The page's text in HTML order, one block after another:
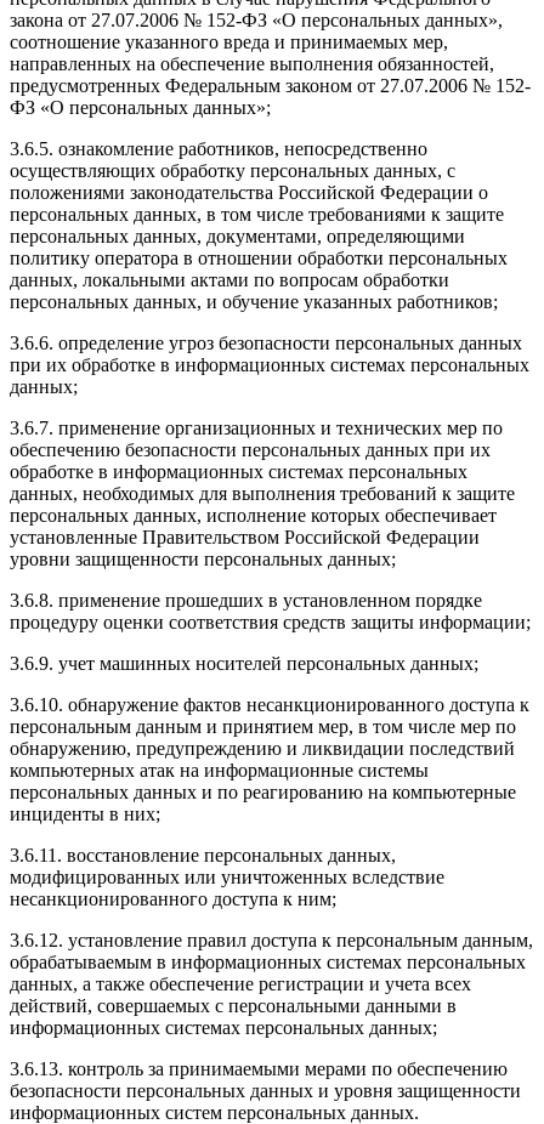
закона от 27.07.2006 № 152-ФЗ «О персональных данных»,
соотношение указанного вреда и принимаемых мер,
направленных на обеспечение выполнения обязанностей,
предусмотренных Федеральным законом от 27.07.2006 № 152-
ФЗ «О персональных данных»;
3.6.5. ознакомление работников, непосредственно
осуществляющих обработку персональных данных, с
положениями законодательства Российской Федерации о
персональных данных, в том числе требованиями к защите
персональных данных, документами, определяющими
политику оператора в отношении обработки персональных
данных, локальными актами по вопросам обработки
персональных данных, и обучение указанных работников;
3.6.6. определение угроз безопасности персональных данных
при их обработке в информационных системах персональных
данных;
3.6.7. применение организационных и технических мер по
обеспечению безопасности персональных данных при их
обработке в информационных системах персональных
данных, необходимых для выполнения требований к защите
персональных данных, исполнение которых обеспечивает
установленные Правительством Российской Федерации
уровни защищенности персональных данных;
3.6.8. применение прошедших в установленном порядке
процедуру оценки соответствия средств защиты информации;
3.6.9. учет машинных носителей персональных данных;
3.6.10. обнаружение фактов несанкционированного доступа к
персональным данным и принятием мер, в том числе мер по
обнаружению, предупреждению и ликвидации последствий
компьютерных атак на информационные системы
персональных данных и по реагированию на компьютерные
инциденты в них;
3.6.11. восстановление персональных данных,
модифицированных или уничтоженных вследствие
несанкционированного доступа к ним;
3.6.12. установление правил доступа к персональным данным,
обрабатываемым в информационных системах персональных
данных, а также обеспечение регистрации и учета всех
действий, совершаемых с персональными данными в
информационных системах персональных данных;
3.6.13. контроль за принимаемыми мерами по обеспечению
безопасности персональных данных и уровня защищенности
информационных систем персональных данных.